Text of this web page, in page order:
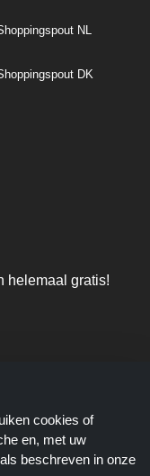
NL
DK
helemaal gratis!
cookies of
en, met uw
beschreven in onze